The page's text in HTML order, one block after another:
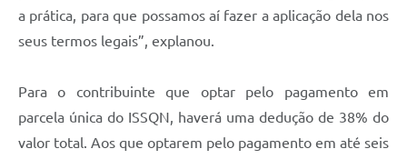
a prática, para que possamos aí fazer a aplicação dela nos
seus termos legais”, explanou.
Para o contribuinte que optar pelo pagamento em
parcela única do ISSQN, haverá uma dedução de 38% do
valor total. Aos que optarem pelo pagamento em até seis